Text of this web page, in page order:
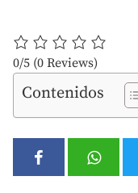
0/5 (0 Reviews)
Contenidos